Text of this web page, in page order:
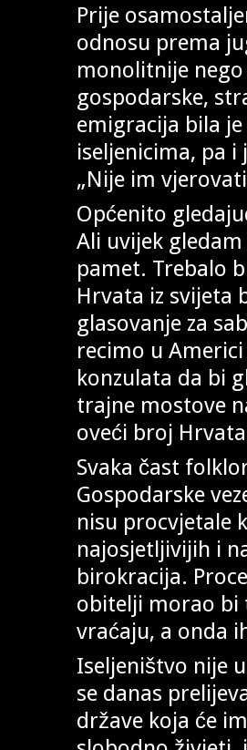
Prije
odnosu prema
monolitnije
gospodarske,
emigracija bila
iseljenicima, pa
„Nije im
Općenito
Ali uvijek
pamet. Trebalo
Hrvata iz svijeta
glasovanje za
recimo u
konzulata da bi
trajne mostove
oveći broj
Svaka čast
Gospodarske
nisu procvjetale
najosjetljivijih i
birokracija.
obitelji morao bi
vraćaju, a onda
Iseljeništvo nije
se danas
države koja će